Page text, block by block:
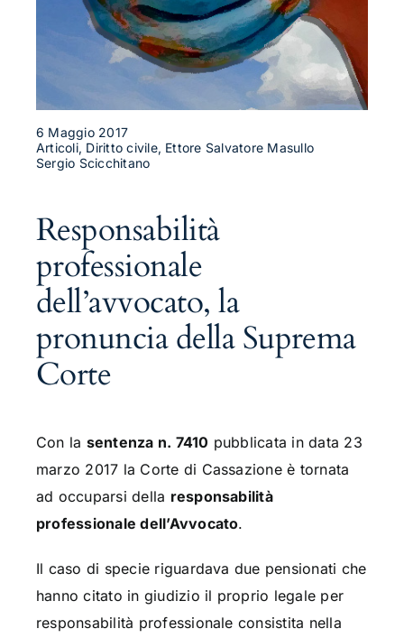
6 Maggio 2017
Articoli, Diritto civile, Ettore Salvatore Masullo
Sergio Scicchitano
Responsabilità
professionale
dell’avvocato, la
pronuncia della Suprema
Corte
Con la sentenza n. 7410 pubblicata in data 23
marzo 2017 la Corte di Cassazione è tornata
ad occuparsi della responsabilità
professionale dell’Avvocato.
Il caso di specie riguardava due pensionati che
hanno citato in giudizio il proprio legale per
responsabilità professionale consistita nella